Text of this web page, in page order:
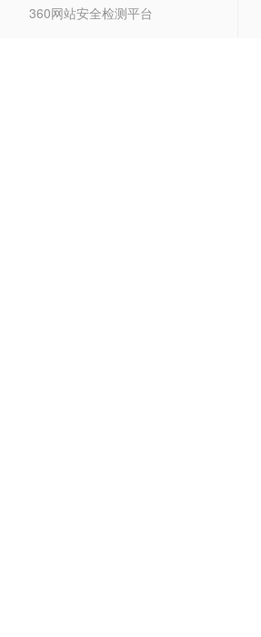
360网站安全检测平台